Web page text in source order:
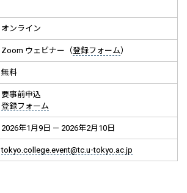
オンライン
Zoom ウェビナー（登録フォーム）
無料
要事前申込
登録フォーム
2026年1月9日 — 2026年2月10日
tokyo.college.event@tc.u-tokyo.ac.jp